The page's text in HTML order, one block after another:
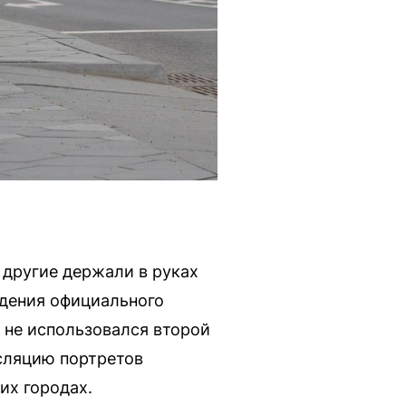
держали в руках
официального
использовался второй
портретов
городах.